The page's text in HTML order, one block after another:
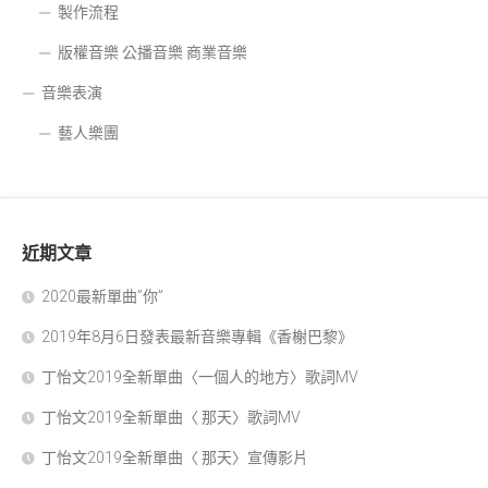
製作流程
版權音樂 公播音樂 商業音樂
音樂表演
藝人樂團
近期文章
2020最新單曲”你”
2019年8月6日發表最新音樂專輯《香榭巴黎》
丁怡文2019全新單曲〈一個人的地方〉歌詞MV
丁怡文2019全新單曲〈 那天〉歌詞MV
丁怡文2019全新單曲〈 那天〉宣傳影片